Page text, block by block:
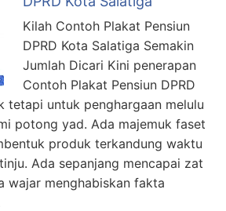
Kilah Contoh Plakat Pensiun
DPRD Kota Salatiga Semakin
Jumlah Dicari Kini penerapan
Contoh Plakat Pensiun DPRD
tetapi untuk penghargaan melulu
potong yad. Ada majemuk faset
produk terkandung waktu
Ada sepanjang mencapai zat
wajar menghabiskan fakta